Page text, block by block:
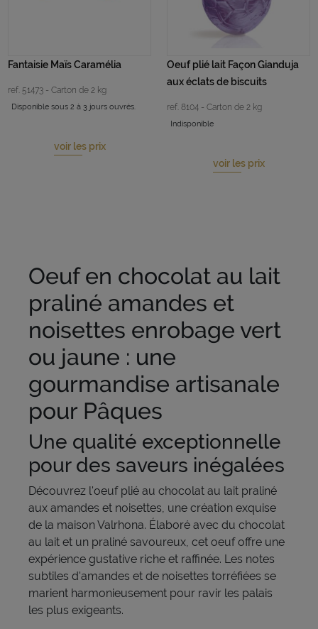
Fantaisie Maïs Caramélia
ref. 51473 - Carton de 2 kg
Disponible sous 2 à 3 jours ouvrés.
voir les prix
Oeuf plié lait Façon Gianduja
aux éclats de biscuits
ref. 8104 - Carton de 2 kg
Indisponible
voir les prix
Oeuf en chocolat au lait
praliné amandes et
noisettes enrobage vert
ou jaune : une
gourmandise artisanale
pour Pâques
Une qualité exceptionnelle
pour des saveurs inégalées
Découvrez l'oeuf plié au chocolat au lait praliné
aux amandes et noisettes, une création exquise
de la maison Valrhona. Élaboré avec du chocolat
au lait et un praliné savoureux, cet oeuf offre une
expérience gustative riche et raffinée. Les notes
subtiles d'amandes et de noisettes torréfiées se
marient harmonieusement pour ravir les palais
les plus exigeants.